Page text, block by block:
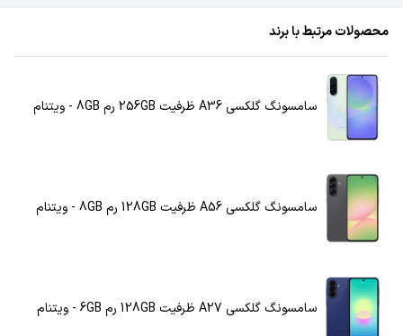
محصولات مرتبط با برند
سامسونگ گلکسی A36 ظرفیت 256GB رم 8GB - ویتنام
سامسونگ گلکسی A56 ظرفیت 128GB رم 8GB - ویتنام
سامسونگ گلکسی A27 ظرفیت 128GB رم 6GB - ویتنام